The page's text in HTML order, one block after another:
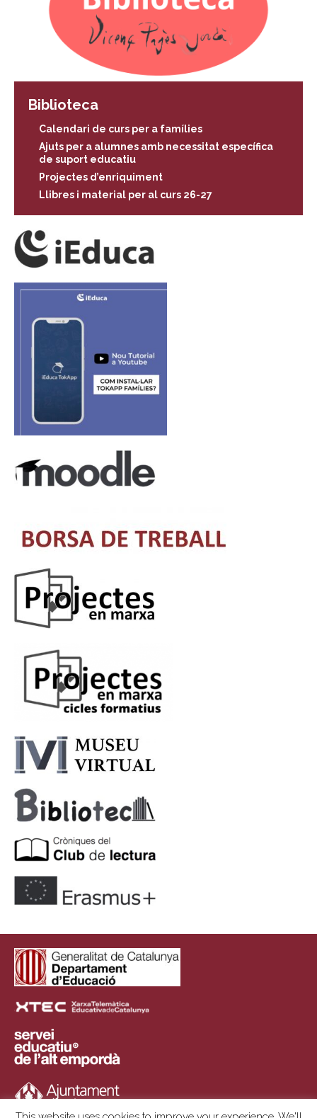
Biblioteca
Calendari de curs per a famílies
Ajuts per a alumnes amb necessitat específica
de suport educatiu
Projectes d’enriquiment
Llibres i material per al curs 26-27